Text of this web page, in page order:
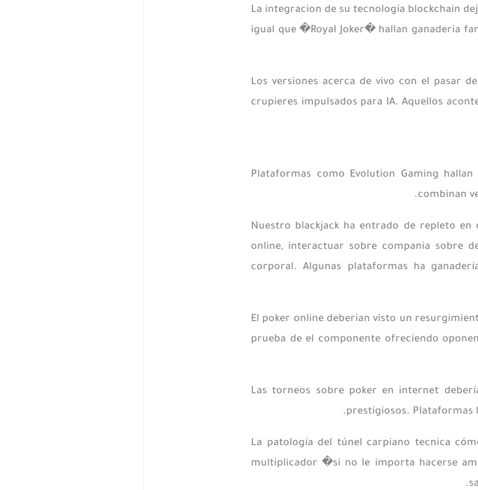
La integracion de su tecnología blockchain
igual que �Royal Joker� hallan ganaderia
Los versiones acerca de vivo con el pasar
crupieres impulsados para IA. Aquellos
Plataformas como Evolution Gaming
combinan
Nuestro blackjack ha entrado de repleto
online, interactuar sobre compania sobre
corporal. Algunas plataformas ha
El poker online deberian visto un
prueba de el componente ofreciendo
Las torneos sobre poker en internet
prestigiosos. Plataformas
La patologí­a del túnel carpiano tecnica
multiplicador �si no le importa hacerse